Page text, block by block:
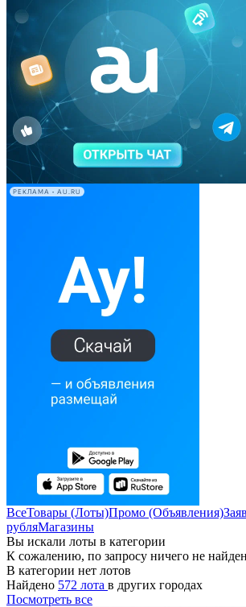
РЕКЛАМА • AU.RU
ВсеТовары (Лоты)Промо (Объявления)
рубляМагазины
Вы искали лоты в категории
К сожалению, по запросу ничего не
В категории нет лотов
Найдено 572 лота в других городах
Посмотреть все